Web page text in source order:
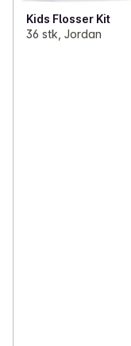
Kids Flosser Kit
36 stk, Jordan